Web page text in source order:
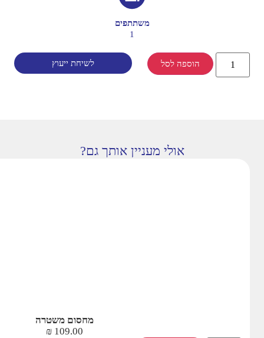
משתתפים
1
הוספה לסל לשיחת ייעוץ
אולי מעניין אותך גם?
מחסום משטרה
109.00
₪